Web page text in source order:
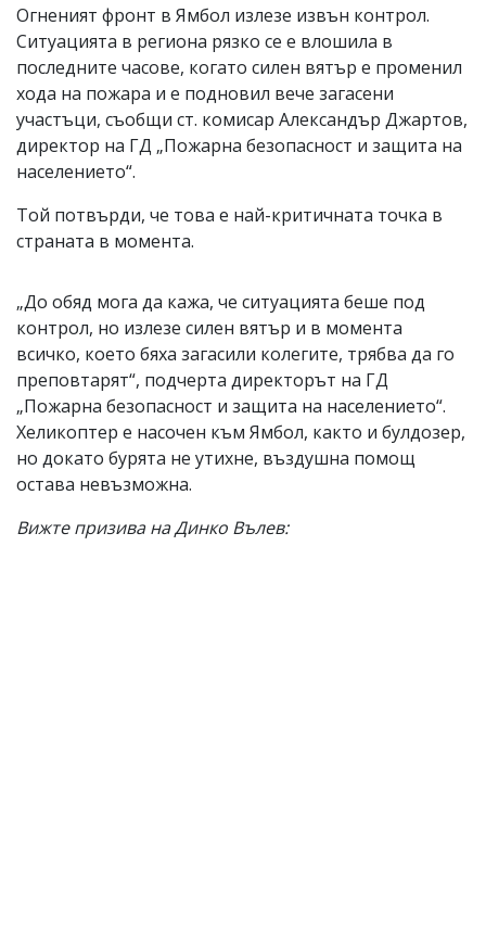
ни!
Огненият фронт в Ямбол излезе извън контрол.
Ситуацията в региона рязко се е влошила в
последните часове, когато силен вятър е променил
хода на пожара и е подновил вече загасени
участъци, съобщи ст. комисар Александър Джартов,
директор на ГД „Пожарна безопасност и защита на
населението“.
Той потвърди, че това е най-критичната точка в
страната в момента.
„До обяд мога да кажа, че ситуацията беше под
контрол, но излезе силен вятър и в момента
всичко, което бяха загасили колегите, трябва да го
преповтарят“, подчерта директорът на ГД
„Пожарна безопасност и защита на населението“.
Хеликоптер е насочен към Ямбол, както и булдозер,
но докато бурята не утихне, въздушна помощ
остава невъзможна.
Вижте призива на Динко Вълев: